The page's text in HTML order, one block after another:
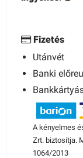
Fizetés
Utánvét
Banki
A kényelmes
Zrt. biztosítja.
1064/2013